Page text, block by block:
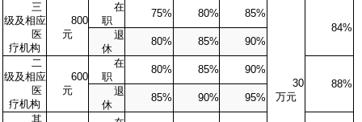
三
级及相应
医
疗机构
800
元
在
职
75% 80% 85%
30
万元
84%
退
休
80% 85%
90%
二
级及相应
医
疗机构
600
元
在
职
80% 85%
90%
88%
退
休
85% 90%
95%
其